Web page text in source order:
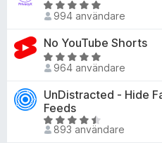
v
t
t
,
8
v
5
g
a
t
t
,
3
a
B
e
t
y
g
a
t
t
994 användare
No YouTube Shorts
B
e
t
y
g
s
964 användare
UnDistracted - Hide
Feeds
B
e
893 användare